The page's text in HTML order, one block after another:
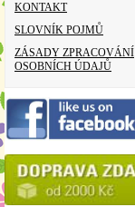
KONTAKT
SLOVNÍK POJMŮ
ZÁSADY ZPRACOVÁNÍ
OSOBNÍCH ÚDAJŮ